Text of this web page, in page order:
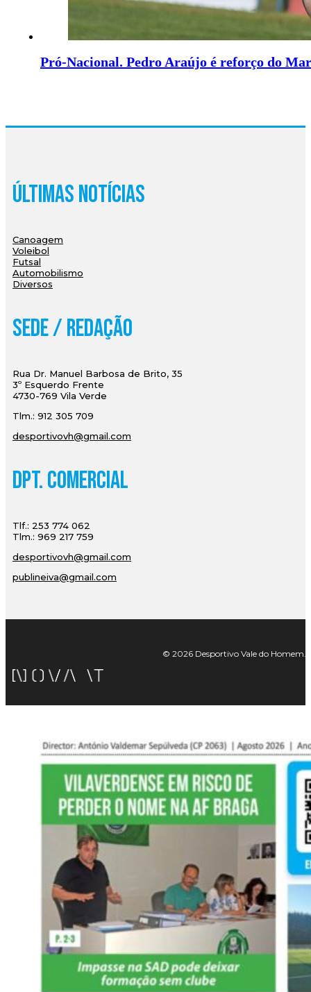
Pró-Nacional. Pedro Araújo é reforço do
Últimas Notícias
Canoagem
Voleibol
Futsal
Automobilismo
Diversos
Sede / Redação
Rua Dr. Manuel Barbosa de Brito, 35
3º Esquerdo Frente
4730-769 Vila Verde
Tlm.: 912 305 709
desportivovh@gmail.com
Dpt. Comercial
Tlf.: 253 774 062
Tlm.: 969 217 759
desportivovh@gmail.com
publineiva@gmail.com
© 2026 Desportivo Vale do Homem.